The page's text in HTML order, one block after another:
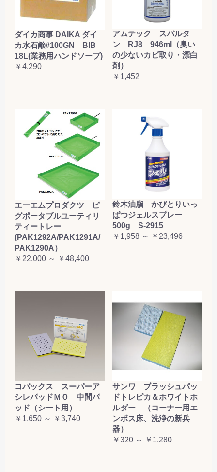
ダイカ商事 DAIKA ダイ
カ水石鹸#100GN BIB
18L(業務用ハンドソープ)
￥4,290
アムテック スパルタ
ン RJ8 946ml（臭い
の少ないカビ取り・漂白
剤）
￥1,452
エーエムプロダクツ ピ
グポータブルユーティリ
ティートレー
(PAK1292A/PAK1291A/
PAK1290A）
￥22,000 ～ ￥48,400
鈴木油脂 かびとりいっ
ぱつジェルスプレー
500g S-2915
￥1,958 ～ ￥23,496
コバックス スーパーア
シレパッドＭＯ 中間パ
ッド（シート用）
￥1,650 ～ ￥3,740
サンワ ブラッシュパッ
ドトレピカ＆ホワイトホ
ルダー （コーナー用エ
ンボス床、洗浄の新兵
器）
￥320 ～ ￥1,280